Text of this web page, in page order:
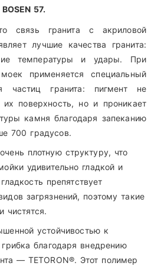
57.
связь гранита с акриловой
лучшие качества гранита:
температуры и удары. При
моек применяется специальный
частиц гранита: пигмент не
их поверхность, но и проникает
камня благодаря запеканию
700 градусов.
плотную структуру, что
удивительно гладкой и
препятствует
загрязнений, поэтому такие
чистятся.
устойчивостью к
благодаря внедрению
— TETORON®. Этот полимер